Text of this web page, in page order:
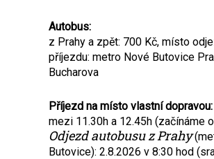
Autobus:
z Prahy a zpět: 700 Kč, místo
příjezdu: metro Nové Butovice
Bucharova
Příjezd na místo vlastní
mezi 11.30h a 12.45h (začínáme
Odjezd autobusu z Prahy
Butovice): 2.8.2026 v 8:30 hod